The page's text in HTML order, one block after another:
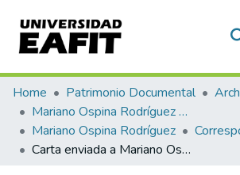
Communities & Collections
All of DSpace
Statistics
Home Patrimonio Documental
Mariano Ospina Rodríguez (1826 -1912)
Mariano Ospina Rodríguez
Carta enviada a Mariano Ospina Rodríguez, Combia